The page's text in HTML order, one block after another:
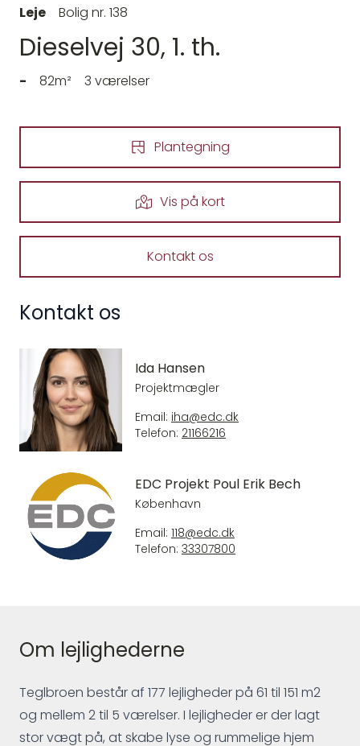
Leje Bolig nr. 138
Dieselvej 30, 1. th.
- 82m² 3 værelser
Plantegning
Vis på kort
Kontakt os
Kontakt os
Ida Hansen
Projektmægler
Email: iha@edc.dk
Telefon: 21166216
EDC Projekt Poul Erik Bech
København
Email: 118@edc.dk
Telefon: 33307800
Om lejlighederne
Teglbroen består af 177 lejligheder på 61 til 151 m2
og mellem 2 til 5 værelser. I lejligheder er der lagt
stor vægt på, at skabe lyse og rummelige hjem